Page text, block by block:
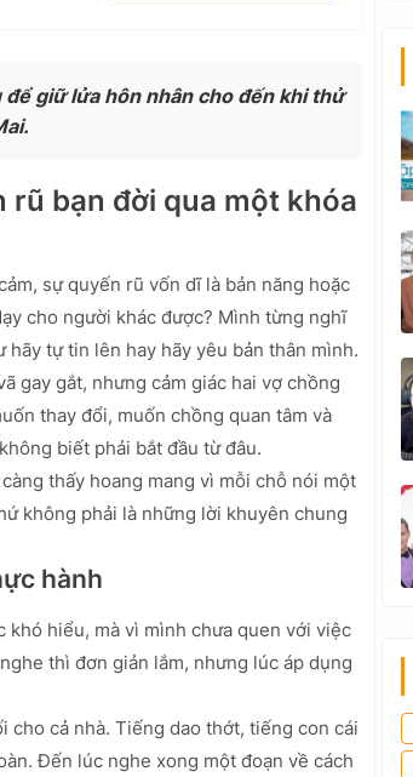
giữ lửa hôn nhân cho đến khi thử
bạn đời qua một khóa
sự quyến rũ vốn dĩ là bản năng hoặc
cho người khác được? Mình từng nghĩ
tự tin lên hay hãy yêu bản thân mình.
gay gắt, nhưng cảm giác hai vợ chồng
thay đổi, muốn chồng quan tâm và
biết phải bắt đầu từ đâu.
thấy hoang mang vì mỗi chỗ nói một
không phải là những lời khuyên chung
hành
khó hiểu, mà vì mình chưa quen với việc
thì đơn giản lắm, nhưng lúc áp dụng
cho cả nhà. Tiếng dao thớt, tiếng con cái
Đến lúc nghe xong một đoạn về cách